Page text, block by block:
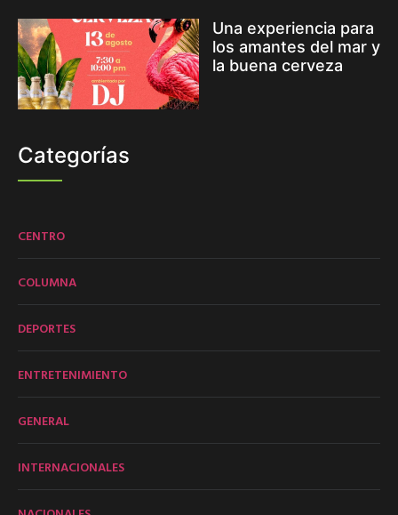
Una experiencia para
los amantes del mar y
la buena cerveza
Categorías
CENTRO
COLUMNA
DEPORTES
ENTRETENIMIENTO
GENERAL
INTERNACIONALES